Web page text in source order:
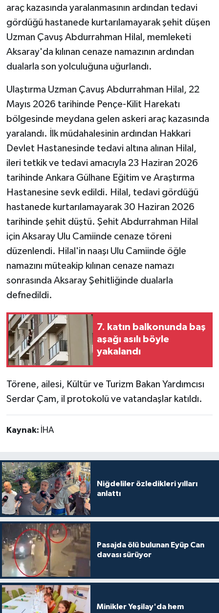
araç kazasında yaralanmasının ardından tedavi
gördüğü hastanede kurtarılamayarak şehit düşen
Uzman Çavuş Abdurrahman Hilal, memleketi
Aksaray'da kılınan cenaze namazının ardından
dualarla son yolculuğuna uğurlandı.
Ulaştırma Uzman Çavuş Abdurrahman Hilal, 22
Mayıs 2026 tarihinde Pençe-Kilit Harekatı
bölgesinde meydana gelen askeri araç kazasında
yaralandı. İlk müdahalesinin ardından Hakkari
Devlet Hastanesinde tedavi altına alınan Hilal,
ileri tetkik ve tedavi amacıyla 23 Haziran 2026
tarihinde Ankara Gülhane Eğitim ve Araştırma
Hastanesine sevk edildi. Hilal, tedavi gördüğü
hastanede kurtarılamayarak 30 Haziran 2026
tarihinde şehit düştü. Şehit Abdurrahman Hilal
için Aksaray Ulu Camiinde cenaze töreni
düzenlendi. Hilal'in naaşı Ulu Camiinde öğle
namazını müteakip kılınan cenaze namazı
sonrasında Aksaray Şehitliğinde dualarla
defnedildi.
7. katın balkonunda baş
aşağı asılı böyle
yakalandı
Törene, ailesi, Kültür ve Turizm Bakan Yardımcısı
Serdar Çam, il protokolü ve vatandaşlar katıldı.
Kaynak: İHA
Niğdeliler özledikleri yılları
anlattı
Pasajda ölü bulunan Eyüp Can
davası sürüyor
Minikler Yeşilay'da hem